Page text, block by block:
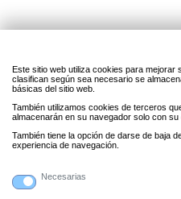
Este sitio web utiliza cookies para
clasifican según sea necesario se
básicas del sitio web.
También utilizamos cookies de terceros
almacenarán en su navegador solo con su
También tiene la opción de darse de baja
experiencia de navegación.
Necesarias